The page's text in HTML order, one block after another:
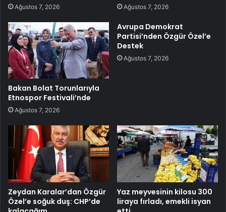
Ağustos 7, 2026 Ağustos 7, 2026
Bakan Bolat Torunlarıyla
Etnospor Festivali’nde
Ağustos 7, 2026
Avrupa Demokrat
Partisi’nden Özgür Özel’e
Destek
Ağustos 7, 2026
Zeydan Karalar’dan Özgür
Özel’e soğuk duş: CHP’de
Yaz meyvesinin kilosu 300
liraya fırladı, emekli isyan